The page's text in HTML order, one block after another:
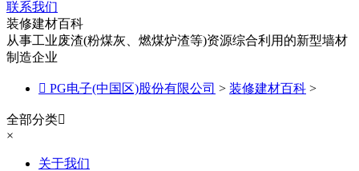
联系我们
装修建材百科
从事工业废渣(粉煤灰、燃煤炉渣等)资源综合利用的新型墙材
制造企业
 PG电子(中国区)股份有限公司 > 装修建材百科 >
全部分类
×
关于我们